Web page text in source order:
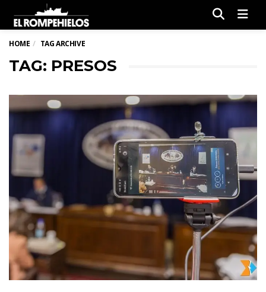
HOME TAG ARCHIVE
TAG: PRESOS